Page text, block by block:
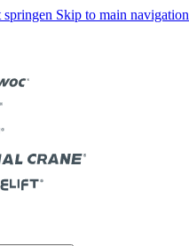
Skip to main navigation